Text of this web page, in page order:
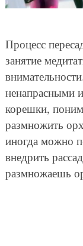
Процесс
занятие
ненапрасными
корешки,
размножить
иногда можно
внедрить
размножаешь